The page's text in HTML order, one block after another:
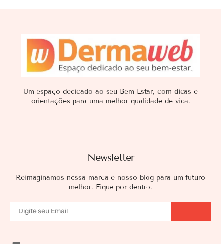
Newsletter
Reimaginamos nossa marca e nosso blog para um futuro
melhor. Fique por dentro.
Um espaço dedicado ao seu Bem Estar, com dicas e
orientações para uma melhor qualidade de vida.